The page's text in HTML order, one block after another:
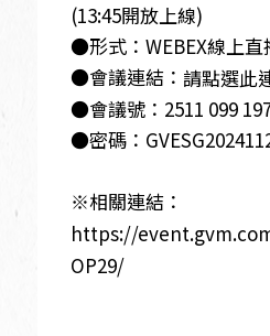
(13:45開放上線)
●形式：WEBEX線上直
●會議連結： 請點選此
●會議號：2511 099
●密碼：
※相關連結：
https://
OP29/